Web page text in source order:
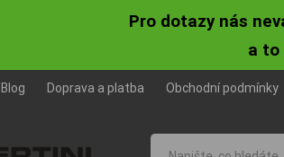
Pro dotazy nás
a to
Blog Doprava a platba Obchodní podmínky